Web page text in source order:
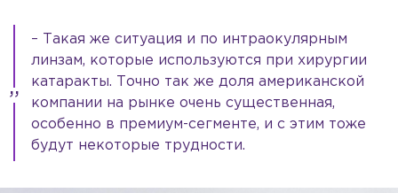
– Такая же ситуация и по интраокулярным
линзам, которые используются при хирургии
катаракты. Точно так же доля американской
компании на рынке очень существенная,
особенно в премиум-сегменте, и с этим тоже
будут некоторые трудности.